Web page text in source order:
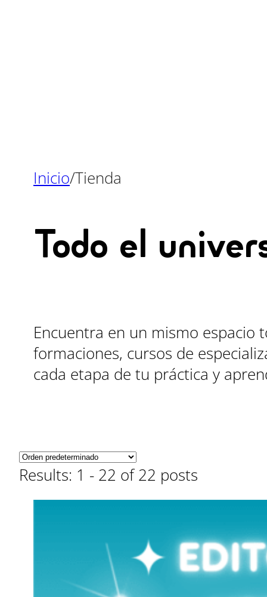
Inicio/Tienda
Todo el
Encuentra en un mismo espacio
formaciones, cursos de
cada etapa de tu práctica y
Results: 1 - 22 of 22 posts